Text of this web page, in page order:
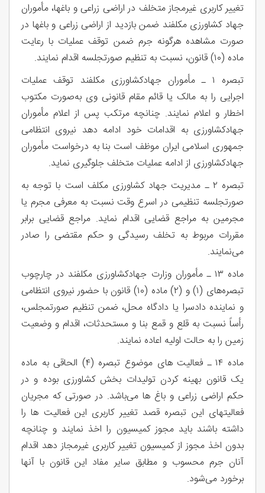
تغییر کاربری غیرمجاز متخلف در اراضی زراعی و باغها، مأموران
جهاد کشاورزی مکلفند ضمن بازدید از اراضی زراعی و باغها در
صورت مشاهده هرگونه جرم ضمن توقف عملیات با رعایت
ماده (۱۰) قانون، نسبت به تنظیم صورتجلسه اقدام نمایند.
تبصره ۱ ـ مأموران جهادکشاورزی مکلفند توقف عملیات
اجرایی را به مالک یا قائم مقام قانونی وی به‌صورت مکتوب
اخطار و اعلام نمایند. چنانچه مرتکب پس از اعلام مأموران
جهادکشاورزی به اقدامات خود ادامه دهد نیروی انتظامی
جمهوری‌ اسلامی ایران موظف است بنا به درخواست مأموران
جهادکشاورزی از ادامه عملیات متخلف جلوگیری نماید.
تبصره ۲ ـ مدیریت جهاد کشاورزی مکلف است با توجه به
‌صورتجلسه تنظیمی در اسرع وقت نسبت به معرفی مجرم یا
مجرمین به مراجع قضایی اقدام نماید. مراجع قضایی برابر
مقررات مربوط به تخلف رسیدگی و حکم مقتضی را صادر
می‌نمایند.
ماده ۱۳ ـ مأموران وزارت جهادکشاورزی مکلفند در چارچوب
تبصره‌های (۱) و (۲) ماده (۱۰) قانون با حضور نیروی انتظامی
و نماینده دادسرا یا دادگاه محل، ضمن تنظیم صورتمجلس،
رأساً نسبت به قلع و قمع بنا و مستحدثات، اقدام و وضعیت
زمین را به حالت اولیه اعاده نمایند.
ماده ۱۴ ـ فعالیت های موضوع تبصره (۴) الحاقی به ماده
یک قانون بهینه کردن تولیدات بخش کشاورزی بوده و در
حکم اراضی زراعی و باغ ها می‌باشد. در صورتی که مجریان
فعالیتهای این تبصره قصد تغییر کاربری این فعالیت ها را
داشته باشند باید مجوز کمیسیون را اخذ نمایند و چنانچه
بدون اخذ مجوز از کمیسیون تغییر کاربری غیرمجاز دهد اقدام
آنان جرم محسوب و مطابق سایر مفاد این قانون با آنها
برخورد می‌شود.